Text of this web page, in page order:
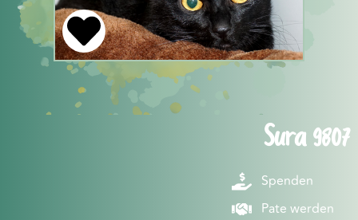
Sura 9807
Spenden
Pate werden